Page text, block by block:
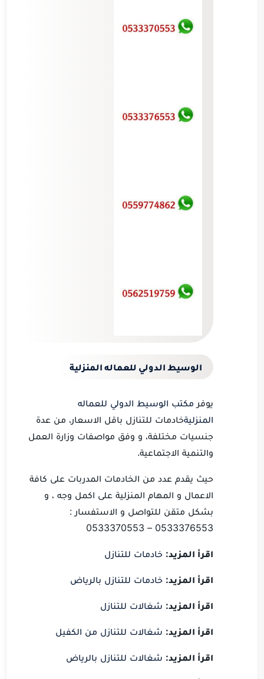
الوسيط الدولي للعماله المنزلية
يوفر مكتب الوسيط الدولي للعماله
المنزليةخادمات للتنازل باقل الاسعار، من عدة
جنسيات مختلفة، و وفق مواصفات وزارة العمل
والتنمية الاجتماعية.
حيث يقدم عدد من الخادمات المدربات على كافة
الاعمال و المهام المنزلية على اكمل وجه ، و
بشكل متقن للتواصل و الاستفسار :
0533376553 – 0533370553
اقرأ المزيد: خادمات للتنازل
اقرأ المزيد: خادمات للتنازل بالرياض
اقرأ المزيد: شغالات للتنازل
اقرأ المزيد: شغالات للتنازل من الكفيل
اقرأ المزيد: شغالات للتنازل بالرياض